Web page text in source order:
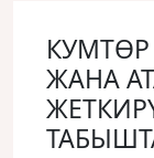
ЖАНА